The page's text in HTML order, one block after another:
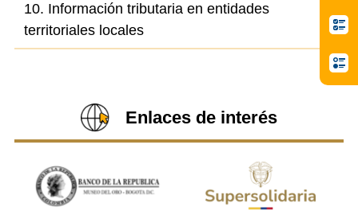
10. Información tributaria en entidades
territoriales locales
Enlaces de interés